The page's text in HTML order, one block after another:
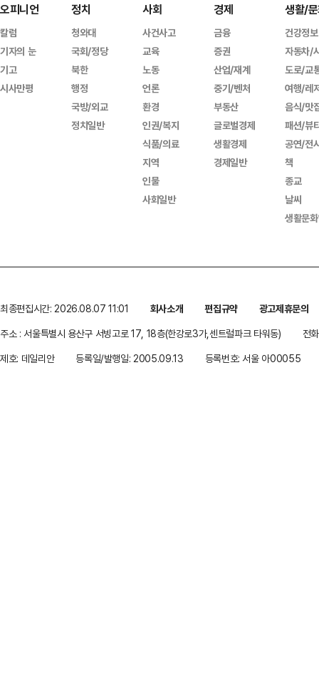
오피니언
칼럼
기자의 눈
기고
시사만평
정치
청와대
국회/정당
북한
행정
국방/외교
정치일반
사회
사건사고
교육
노동
언론
환경
인권/복지
식품/의료
지역
인물
사회일반
경제
금융
증권
산업/재계
중기/벤처
부동산
글로벌경제
생활경제
경제일반
생활/
건강정보
자동차/
도로/교
여행/레
음식/맛
패션/뷰
공연/전
책
종교
날씨
생활문
최종편집시간: 2026.08.07 11:01 회사소개 편집규약
광고제휴문의
주소 : 서울특별시 용산구 서빙고로 17, 18층(한강로3가,센트럴파크 타워동)
전
제호: 데일리안
등록일/발행일: 2005.09.13 등록번호: 서울 아00055